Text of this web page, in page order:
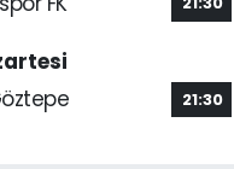
21:30